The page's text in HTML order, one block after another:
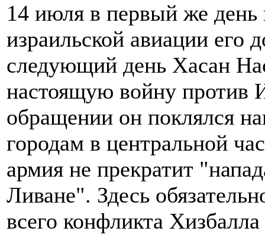
14 июля в первый же день
израильской авиации
следующий день Хасан
настоящую войну против
обращении он поклялся
городам в центральной
армия не прекратит
Ливане". Здесь
всего конфликта